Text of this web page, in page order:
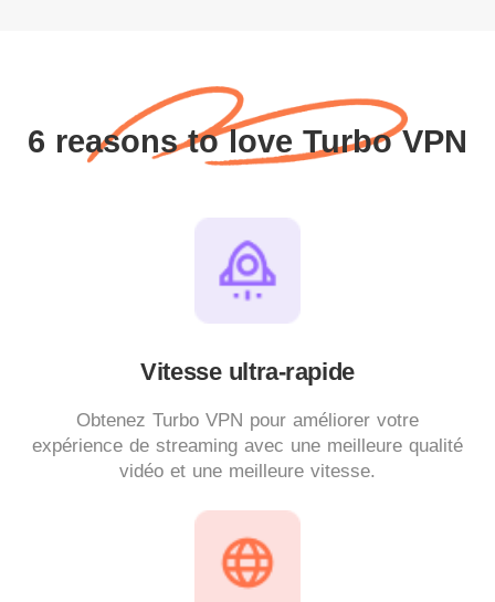
6 reasons to love Turbo VPN
Vitesse ultra-rapide
Obtenez Turbo VPN pour améliorer votre
expérience de streaming avec une meilleure qualité
vidéo et une meilleure vitesse.